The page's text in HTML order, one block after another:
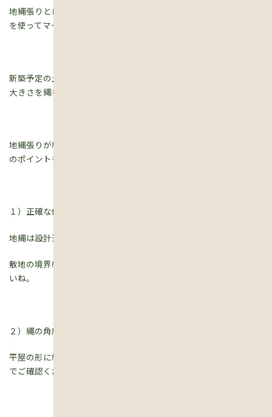
地縄張りとは、新築を建てる時に建物の配置と大きさを地面に縄
を使ってマーキングすることです。
新築予定の土地に、今回は平屋ですが新築計画に基づいた位置と
大きさを縄を張ってしめします。
地縄張りが終わった後、お施主様が確認していただくのですがそ
のポイントをいくつか書いてみますね。
１）正確な位置
地縄は設計通り正確に張っていきます。
敷地の境界線は既存建物の距離を確認して想定通りか見てくださ
いね。
２）縄の角度等
平屋の形に縄を張っていきますので角が９０度であることも目視
でご確認ください。